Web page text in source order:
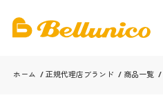
ホーム / 正規代理店ブランド / 商品一覧 /